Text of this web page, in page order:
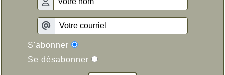
S'abonner
Se désabonner